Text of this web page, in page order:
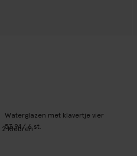
Waterglazen met klavertje vier
53.94/ 6 st.
2Kleuren